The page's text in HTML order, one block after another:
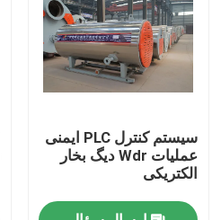
با ما تماس بگیرید
اخبار
درخواست نقل قول
دیگ نفت گاز
سیستم کنترل PLC ایمنی
عملیات Wdr دیگ بخار
الکتریکی